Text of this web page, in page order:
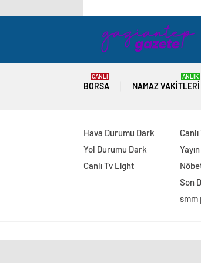
BORSA
CANLI
NAMAZ VAKITLERI
ANLIK
Hava Durumu Dark
Yol Durumu Dark
Canlı Tv Light
Son
smm